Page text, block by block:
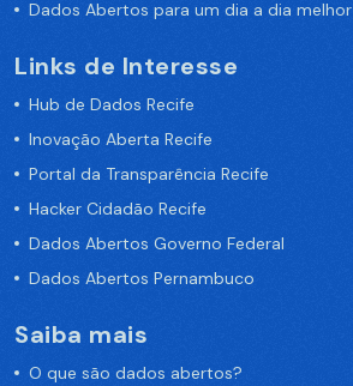
Dados Abertos para um dia a dia melhor
Links de Interesse
Hub de Dados Recife
Inovação Aberta Recife
Portal da Transparência Recife
Hacker Cidadão Recife
Dados Abertos Governo Federal
Dados Abertos Pernambuco
Saiba mais
O que são dados abertos?